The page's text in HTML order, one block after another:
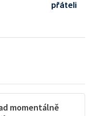
přáteli
momentálně